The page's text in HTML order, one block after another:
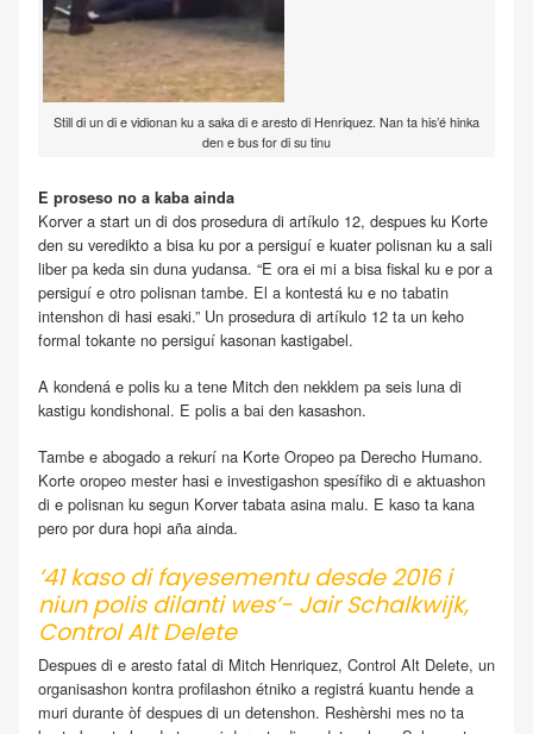
Still di un di e vidionan ku a saka di e aresto di Henriquez. Nan ta his’é hinka
den e bus for di su tinu
E proseso no a kaba ainda
Korver a start un di dos prosedura di artíkulo 12, despues ku Korte
den su veredikto a bisa ku por a persiguí e kuater polisnan ku a sali
liber pa keda sin duna yudansa. “E ora ei mi a bisa fiskal ku e por a
persiguí e otro polisnan tambe. El a kontestá ku e no tabatin
intenshon di hasi esaki.” Un prosedura di artíkulo 12 ta un keho
formal tokante no persiguí kasonan kastigabel.
A kondená e polis ku a tene Mitch den nekklem pa seis luna di
kastigu kondishonal. E polis a bai den kasashon.
Tambe e abogado a rekurí na Korte Oropeo pa Derecho Humano.
Korte oropeo mester hasi e investigashon spesífiko di e aktuashon
di e polisnan ku segun Korver tabata asina malu. E kaso ta kana
pero por dura hopi aña ainda.
’41 kaso di fayesementu desde 2016 i
niun polis dilanti wes’- Jair Schalkwijk,
Control Alt Delete
Despues di e aresto fatal di Mitch Henriquez, Control Alt Delete, un
organisashon kontra profilashon étniko a registrá kuantu hende a
muri durante òf despues di un detenshon. Reshèrshi mes no ta